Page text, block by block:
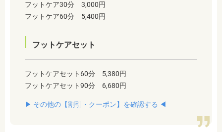
フットケア30分 3,000円
フットケア60分 5,400円
フットケアセット
フットケアセット60分 5,380円
フットケアセット90分 6,680円
▶︎ その他の【割引・クーポン】を確認する ◀︎